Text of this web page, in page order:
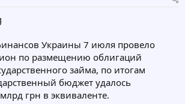
и
я
и
Украины 7 июля провело
по размещению облигаций
займа, по итогам
бюджет удалось
грн в эквиваленте.